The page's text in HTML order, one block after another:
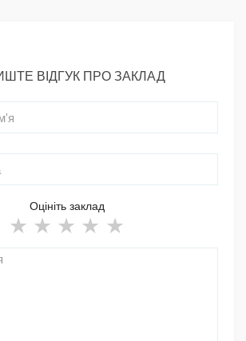
ВІДГУК ПРО ЗАКЛАД
Оцініть заклад